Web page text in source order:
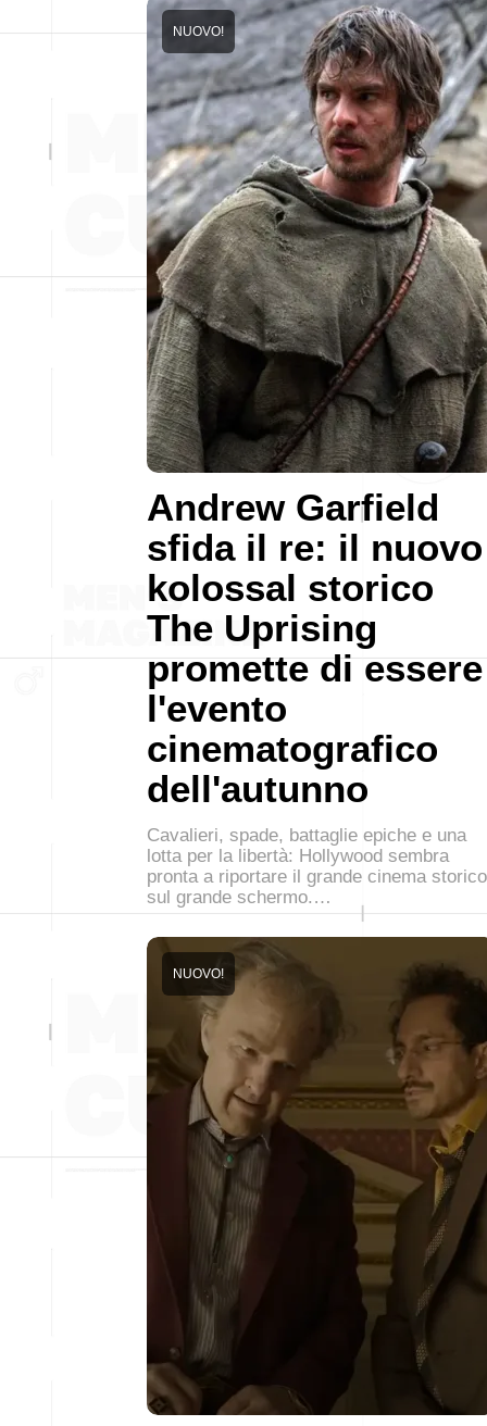
Andrew Garfield
sfida il re: il nuovo
kolossal storico
The Uprising
promette di essere
l'evento
cinematografico
dell'autunno
NUOVO!
Cavalieri, spade, battaglie epiche e una
lotta per la libertà: Hollywood sembra
pronta a riportare il grande cinema storico
sul grande schermo.…
NUOVO!